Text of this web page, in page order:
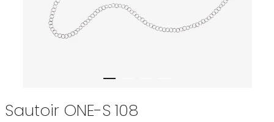
Sautoir ONE-S 108